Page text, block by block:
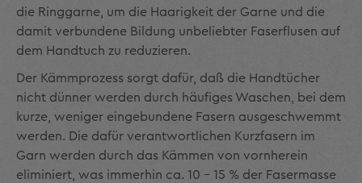
die Ringgarne, um die Haarigkeit der Garne und die
damit verbundene Bildung unbeliebter Faserflusen auf
dem Handtuch zu reduzieren.
Der Kämmprozess sorgt dafür, daß die Handtücher
nicht dünner werden durch häu­figes Waschen, bei dem
kurze, weniger eingebundene Fasern ausgeschwemmt
werden. Die dafür verantwortlichen Kurzfasern im
Garn werden durch das Kämmen von vornherein
eliminiert, was immerhin ca. 10 – 15 % der Fasermasse